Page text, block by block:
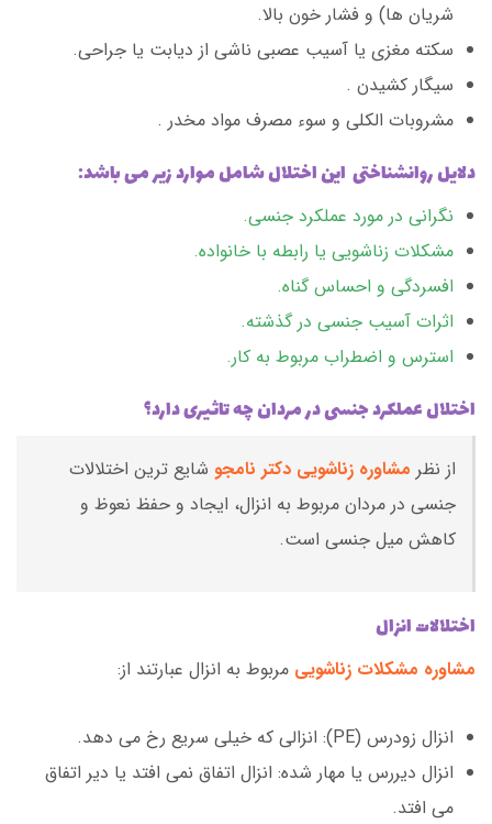
شریان ها) و فشار خون بالا.
سکته مغزی یا آسیب عصبی ناشی از دیابت یا جراحی.
سیگار کشیدن .
مشروبات الکلی و سوء مصرف مواد مخدر .
دلایل روانشناختی این اختلال شامل موارد زیر می باشد:
نگرانی در مورد عملکرد جنسی.
مشکلات زناشویی یا رابطه با خانواده.
افسردگی و احساس گناه.
اثرات آسیب جنسی در گذشته.
استرس و اضطراب مربوط به کار.
اختلال عملکرد جنسی در مردان چه تاثیری دارد؟
از نظر مشاوره زناشویی دکتر نامجو شایع ترین اختلالات
جنسی در مردان مربوط به انزال، ایجاد و حفظ نعوظ و
کاهش میل جنسی است.
اختلالات انزال
مشاوره مشکلات زناشویی مربوط به انزال عبارتند از:
انزال زودرس (PE): انزالی که خیلی سریع رخ می دهد.
انزال دیررس یا مهار شده: انزال اتفاق نمی افتد یا دیر اتفاق
می افتد.